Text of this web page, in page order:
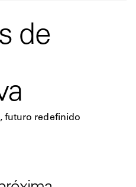
de
futuro redefinido